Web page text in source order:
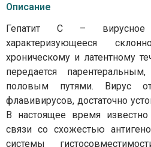
Описание
Гепатит С – вирусное
характеризующееся
хроническому и латентному
передается
половым путями. Вирус
флавивирусов, достаточно
В настоящее время
связи со схожестью
системы